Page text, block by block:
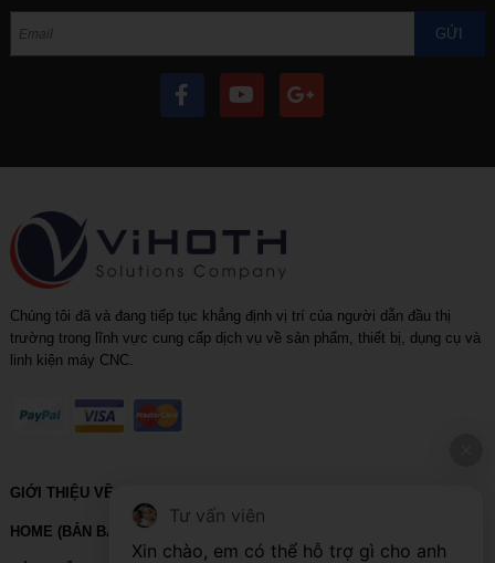
GỬI
Chúng tôi đã và đang tiếp tục khẳng định vị trí của người dẫn đầu thị
trường trong lĩnh vực cung cấp dịch vụ về sản phẩm, thiết bị, dụng cụ và
linh kiện máy CNC.
GIỚI THIỆU VỀ VIHOTH
HOME (BẢN BACKUP – VUI LÒNG KHÔNG SỬA XÓA)
Tư vấn viên
Xin chào, em có thể hỗ trợ gì cho anh